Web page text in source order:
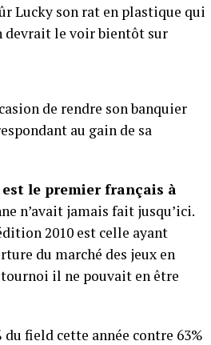
Lucky son rat en plastique qui
devrait le voir bientôt sur
de rendre son banquier
au gain de sa
est le premier français à
n’avait jamais fait jusqu’ici.
2010 est celle ayant
du marché des jeux en
il ne pouvait en être
field cette année contre 63%